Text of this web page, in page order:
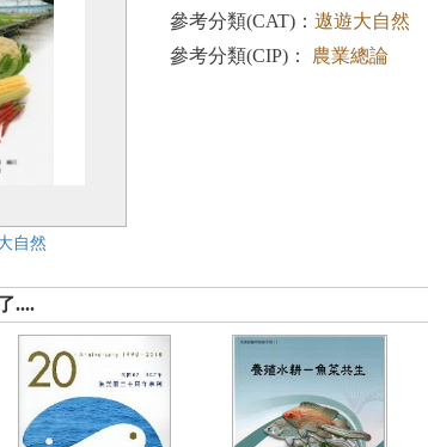
自然
參考分類(CAT)： 遨遊大自然
參考分類(CIP)：
農業總論
....